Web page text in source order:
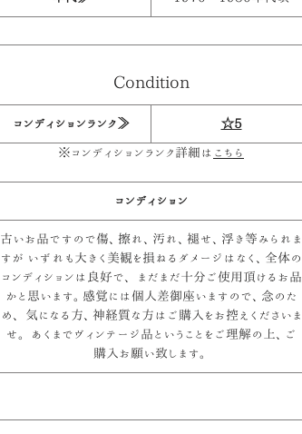
Condition
コンディションランク≫ ☆5
※コンディションランク詳細は こちら
コンディション
古いお品ですので傷、擦れ、汚れ、褪せ、浮き等みられま
すが いずれも大きく美観を損ねるダメージはなく、全体の
コンディションは良好で、 まだまだ十分ご使用頂けるお品
かと思います。感覚には個人差御座いますので、念のた
め、 気になる方、神経質な方はご購入をお控えくださいま
せ。 あくまでヴィンテージ品ということをご理解の上、ご
購入お願い致します。